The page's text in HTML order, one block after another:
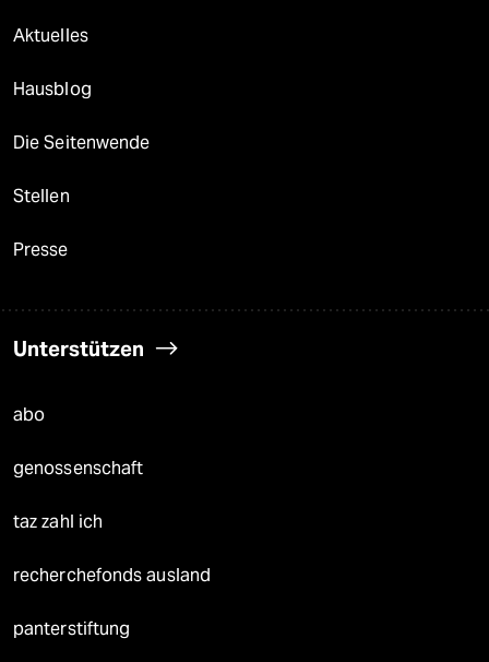
Aktuelles
Hausblog
Die Seitenwende
Stellen
Presse
Unterstützen
abo
genossenschaft
taz zahl ich
recherchefonds ausland
panterstiftung